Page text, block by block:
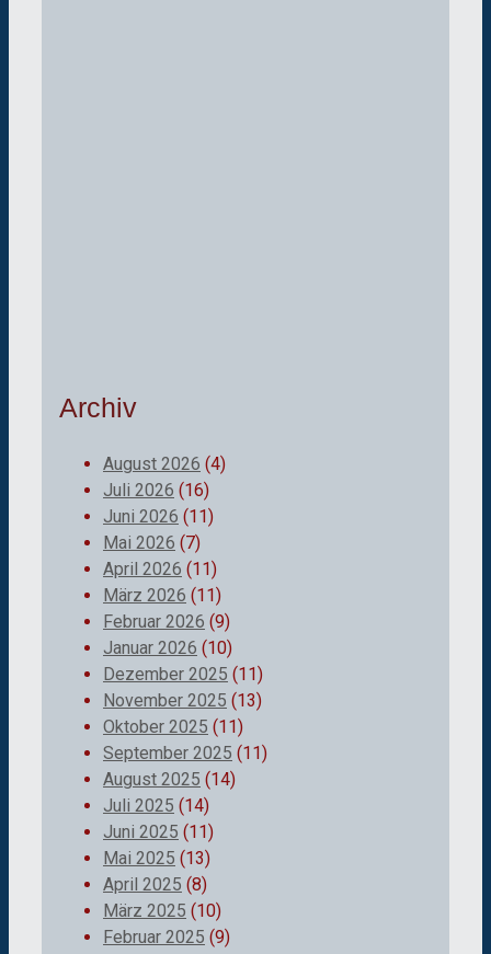
Archiv
August 2026 (4)
Juli 2026 (16)
Juni 2026 (11)
Mai 2026 (7)
April 2026 (11)
März 2026 (11)
Februar 2026 (9)
Januar 2026 (10)
Dezember 2025 (11)
November 2025 (13)
Oktober 2025 (11)
September 2025 (11)
August 2025 (14)
Juli 2025 (14)
Juni 2025 (11)
Mai 2025 (13)
April 2025 (8)
März 2025 (10)
Februar 2025 (9)